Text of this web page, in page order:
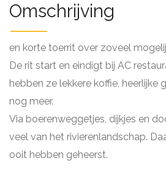
Omschrijving
en korte toerrit over zoveel
De rit start en eindigt bij AC
hebben ze lekkere koffie, heerlijke
nog meer.
Via boerenweggetjes, dijkjes en
veel van het rivierenlandschap.
ooit hebben geheerst.